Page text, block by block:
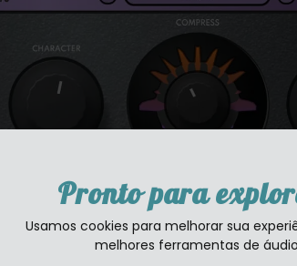
Pronto para
Usamos cookies para melhorar sua
melhores ferramentas de